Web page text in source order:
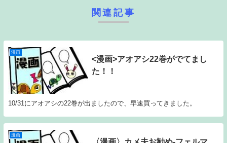
関連記事
漫画
<漫画>アオアシ22巻がでてまし
た！！
10/31にアオアシの22巻が出ましたので、早速買ってきました。
漫画